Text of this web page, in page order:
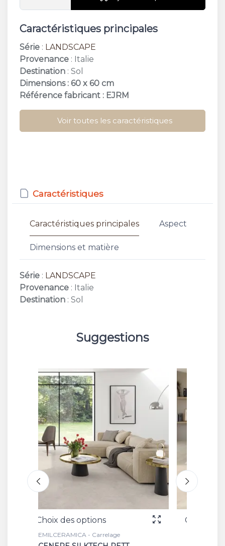
Caractéristiques principales
Série : LANDSCAPE
Provenance : Italie
Destination : Sol
Dimensions : 60 x 60 cm
Référence fabricant : EJRM
Voir toutes les caractéristiques
Caractéristiques
Caractéristiques principales Aspect
Dimensions et matière
Série : LANDSCAPE
Provenance : Italie
Destination : Sol
Suggestions
Choix des options
EMILCERAMICA - Carrelage